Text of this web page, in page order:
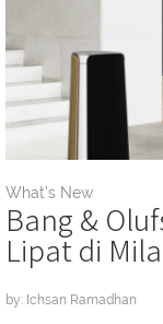
What's New
Bang &
Lipat di
by: Ichsan Ramadhan